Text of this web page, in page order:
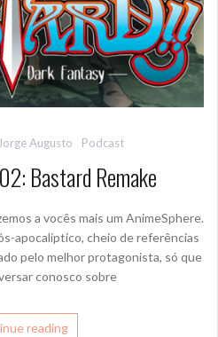
Augusto Podcast
Bastard Remake
a vocês mais um AnimeSphere.
apocalíptico, cheio de referências
pelo melhor protagonista, só que
conosco sobre
reading